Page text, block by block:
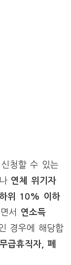
청할 수 있는
나 연체 위기자
위 10% 이하
서 연소득
경우에 해당합
급휴직자, 폐